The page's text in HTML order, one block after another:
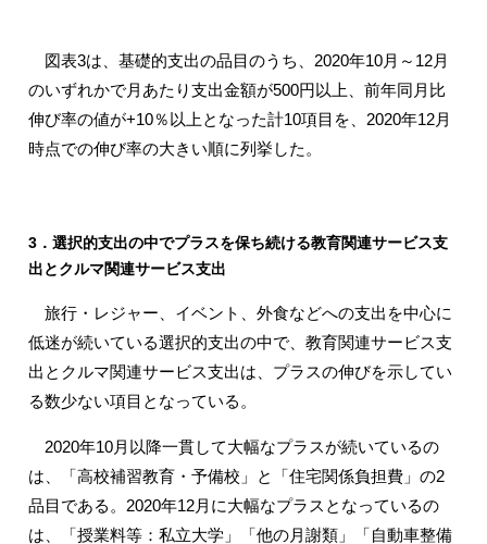
図表3は、基礎的支出の品目のうち、2020年10月～12月
のいずれかで月あたり支出金額が500円以上、前年同月比
伸び率の値が+10％以上となった計10項目を、2020年12月
時点での伸び率の大きい順に列挙した。
3．選択的支出の中でプラスを保ち続ける教育関連サービス支
出とクルマ関連サービス支出
旅行・レジャー、イベント、外食などへの支出を中心に
低迷が続いている選択的支出の中で、教育関連サービス支
出とクルマ関連サービス支出は、プラスの伸びを示してい
る数少ない項目となっている。
2020年10月以降一貫して大幅なプラスが続いているの
は、「高校補習教育・予備校」と「住宅関係負担費」の2
品目である。2020年12月に大幅なプラスとなっているの
は、「授業料等：私立大学」「他の月謝類」「自動車整備